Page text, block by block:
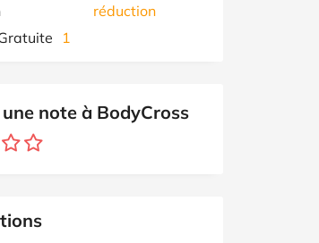
réduction
1
note à BodyCross